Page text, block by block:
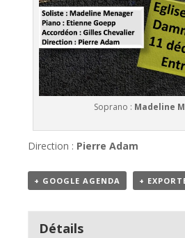
Soprano : Madeline
Direction : Pierre Adam
+ GOOGLE AGENDA +
Détails